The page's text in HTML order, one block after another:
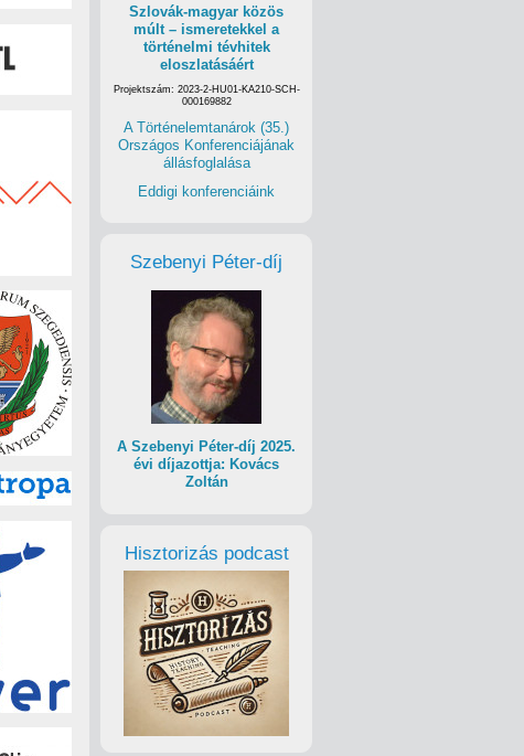
Szlovák-magyar közös
múlt – ismeretekkel a
történelmi tévhitek
eloszlatásáért
Projektszám: 2023-2-HU01-KA210-SCH-
000169882
A Történelemtanárok (35.)
Országos Konferenciájának
állásfoglalása
Eddigi konferenciáink
Szebenyi Péter-díj
A Szebenyi Péter-díj 2025.
évi díjazottja: Kovács
Zoltán
Hisztorizás podcast